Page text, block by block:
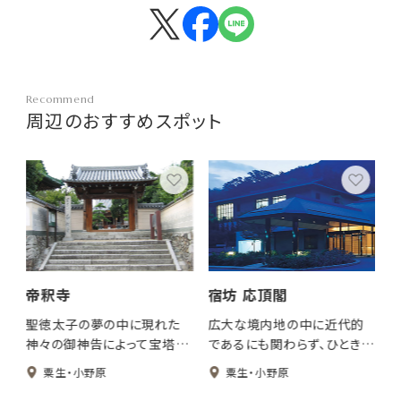
Recommend
周辺のおすすめスポット
帝釈寺
聖徳太子の夢の中に現れた
神々の御神告によって宝塔が
建立されました。本尊として
帝釈天・毘沙門天・弁財天の
粟生・小野原
宿坊 応頂閣
広大な境内地の中に近代的
であるにも関わらず、ひときわ
厳粛な雰囲気を漂わせる宿
坊 応頂閣があります。大自然
粟生・小野原